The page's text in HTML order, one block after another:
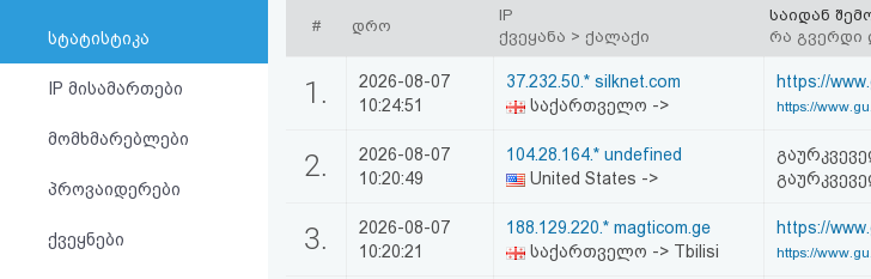
კითხვა-
პასუხი
ავტორიზაცია
რეგისტრაცია
სტატისტიკა
IP მისამართები
მომხმარებლები
პროვაიდერები
ქვეყნები
# დრო
IP
ქვეყანა > ქალაქი
საიდან
რა გვერდი
1.
2026-08-07
10:24:51
37.232.50.* silknet.com
საქართველო ->
https://
https://
2.
2026-08-07
10:20:49
104.28.164.* undefined
United States ->
3.
2026-08-07
10:20:21
188.129.220.* magticom.ge
საქართველო -> Tbilisi
https://
https://